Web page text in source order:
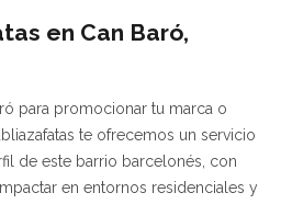
en Can Baró,
para promocionar tu marca o
te ofrecemos un servicio
de este barrio barcelonés, con
en entornos residenciales y